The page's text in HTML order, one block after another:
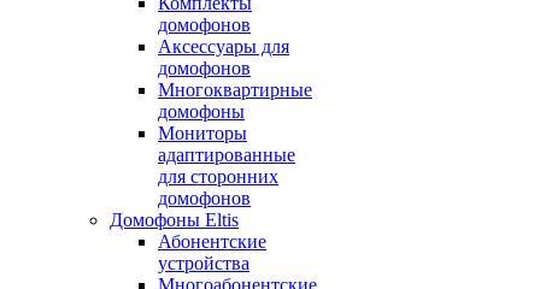
домофонов
Аксессуары для
домофонов
Многоквартирные
домофоны
Мониторы
адаптированные
для сторонних
домофонов
Домофоны Eltis
Абонентские
устройства
Многоабонентские